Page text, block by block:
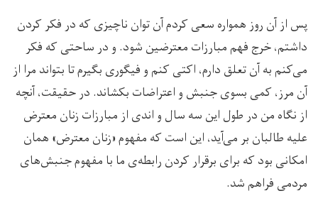
پس از آن روز همواره سعی کردم آن توان ناچیزی که در فکر کردن
داشتم، خرج فهم مبارزات معترضین شود. و در ساحتی که فکر
می‌کنم به آن تعلق دارم، اکتی کنم و فیگوری بگیرم تا بتواند مرا از
آن مرز، کمی بسوی جنبش و اعتراضات بکشاند. در حقیقت، آنچه
از نگاه من در طول این سه سال و اندی از مبارزات زنان معترض
علیه طالبان بر می‌آید، این است که مفهوم «زنان معترض» همان
امکانی بود که برای برقرار کردن رابطه‌ی ما با مفهوم جنبش‌‌های
مردمی فراهم شد.